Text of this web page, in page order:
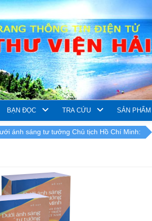
BẠN ĐỌC TRA CỨU SẢN
ánh sáng tư tưởng Chủ tịch Hồ Chí Minh: